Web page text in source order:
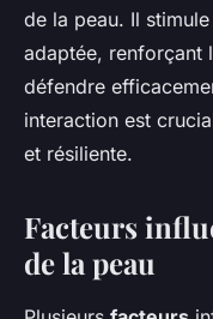
de la peau. Il
adaptée, renforçant
défendre
interaction est
et résiliente.
Facteurs
de la peau